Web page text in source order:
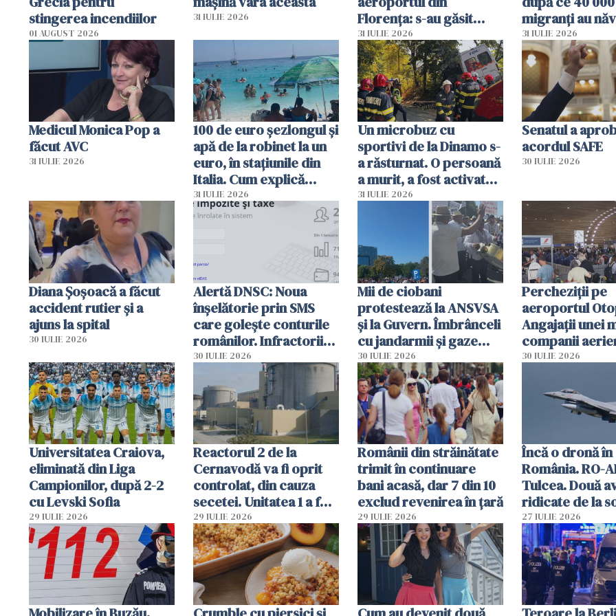
stingerea incendiilor
01 AUGUST 2026
31 IULIE 2026
Florența: s-au găsit
capete de aligator și o
sumă imensă de bani
31 IULIE 2026
migranți au
teritoriul
mobiliza toate
resursele"
31 IULIE 2026
Medicul Monica Pop a
făcut AVC
31 IULIE 2026
100 de euro șezlongul și
apă de la robinet la un
euro, în stațiunile din
Italia. Cum explică
autoritățile
31 IULIE 2026
Un microbuz cu
sportivi de la Dinamo s-
a răsturnat. O persoană
a murit, a fost activat
planul roșu de
31 IULIE 2026
Senatul a
acordul SAFE
30 IULIE 2026
Diana Șoșoacă a făcut
accident rutier și a
ajuns la spital
30 IULIE 2026
Alertă DNSC: Noua
înșelătorie prin SMS
care golește conturile
românilor. Infractorii
folosesc numele
Ghișeul.ro și al Poliției
Române
30 IULIE 2026
Mii de ciobani
protestează la ANSVSA
și la Guvern. Îmbrânceli
cu jandarmii și gaze
lacrimogene
30 IULIE 2026
Percheziții pe
aeroportul
Angajații unei
companii
parfumuri,
vânzării
30 IULIE 2026
Universitatea Craiova,
eliminată din Liga
Campionilor, după 2-2
cu Levski Sofia
29 IULIE 2026
Reactorul 2 de la
Cernavodă va fi oprit
controlat, din cauza
secetei. Unitatea 1 a fost
deja oprită
29 IULIE 2026
Românii din străinătate
trimit în continuare
bani acasă, dar 7 din 10
exclud revenirea în țară
29 IULIE 2026
Încă o dronă în
România. RO-
Tulcea. Două
ridicate de la
27 IULIE 2026